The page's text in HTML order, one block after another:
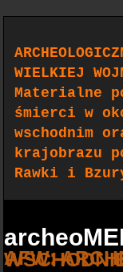
WIELKIEJ
Materialne
śmierci w
wschodnim
krajobrazu
Rawki i
AFW: ARCHEOLOGIA